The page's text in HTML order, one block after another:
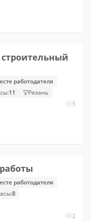
работодателя
11 Рязань
5
работодателя
8
2